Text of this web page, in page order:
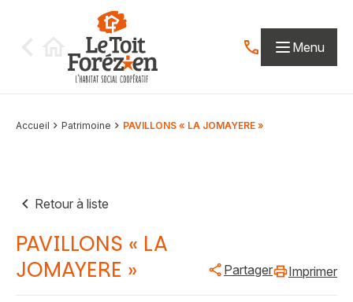
Contactez-nous
Menu
Accueil Patrimoine PAVILLONS « LA JOMAYERE »
Retour à liste
PAVILLONS « LA
JOMAYERE »
Partager Imprimer